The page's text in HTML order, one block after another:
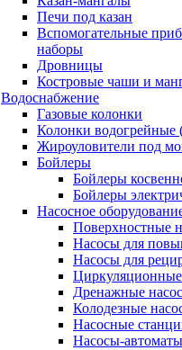
Печи под казан
Вспомогательные
наборы
Дровницы
Костровые чаши и
Водоснабжение
Газовые колонки
Колонки водогрейные
Жироуловители под
Бойлеры
Бойлеры
Бойлеры
Насосное
Поверхностные
Насосы для
Насосы для
Дренажные
Колодезные
Насосные
Насосы-автоматы